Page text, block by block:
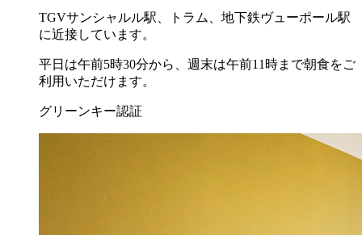
TGVサンシャルル駅、トラム、地下鉄ヴューポール駅
に近接しています。
平日は午前5時30分から、週末は午前11時まで朝食をご
利用いただけます。
グリーンキー認証